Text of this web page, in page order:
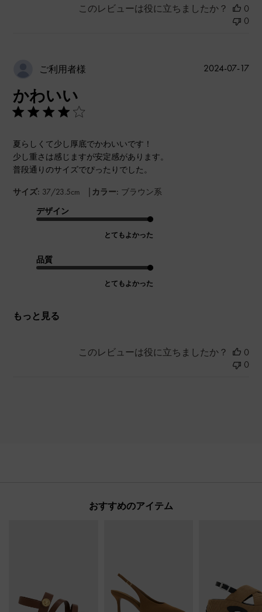
このレビューは役に立ちましたか？
0
0
ご利用者様
かわいい
夏らしくて少し厚底でかわいいです！
少し重さは感じますが安定感があります。
普段通りのサイズでぴったりでした。
サイズ: 37/23.5cm | カラー: ブラウン系
デザイン
とてもよかった
品質
とてもよかった
もっと見る
公
2024-07-17
このレビューは役に立ちましたか？
0
0
おすすめのアイテム